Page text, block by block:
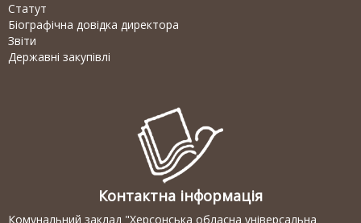
Статут
Біографічна довідка директора
Звіти
Державні закупівлі
Контактна інформація
Комунальний заклад "Херсонська обласна універсальна